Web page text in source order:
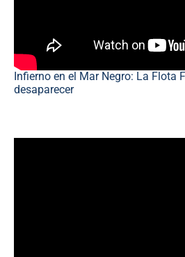
Infierno en el Mar Negro: La Flota
desaparecer